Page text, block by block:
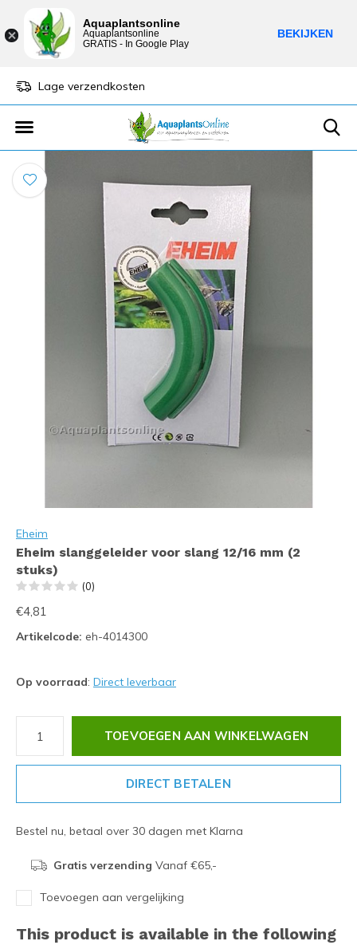
Lage verzendkosten
Eheim
Eheim slanggeleider voor slang 12/16 mm (2
stuks)
(0)
€4,81
Artikelcode: eh-4014300
Op voorraad: Direct leverbaar
TOEVOEGEN AAN WINKELWAGEN
DIRECT BETALEN
Bestel nu, betaal over 30 dagen met Klarna
Gratis verzending Vanaf €65,-
Toevoegen aan vergelijking
This product is available in the following
Aquaplantsonline
Aquaplantsonline
GRATIS - In Google Play
BEKIJKEN